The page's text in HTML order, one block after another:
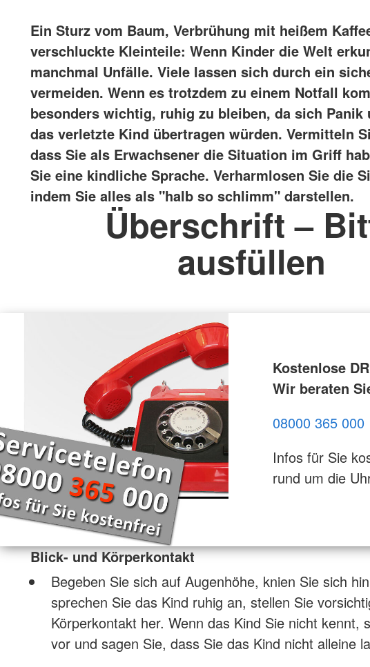
Ein Sturz vom Baum, Verbrühung mit heißem
verschluckte Kleinteile: Wenn Kinder die Welt
manchmal Unfälle. Viele lassen sich durch ein
vermeiden. Wenn es trotzdem zu einem Notfall
besonders wichtig, ruhig zu bleiben, da sich Panik
das verletzte Kind übertragen würden. Vermitteln
dass Sie als Erwachsener die Situation im Griff
Sie eine kindliche Sprache. Verharmlosen Sie die
indem Sie alles als "halb so schlimm" darstellen.
Überschrift –
ausfüllen
Kostenlose
Wir beraten
08000 365 000
Infos für Sie
rund um die
Blick- und Körperkontakt
Begeben Sie sich auf Augenhöhe, knien Sie sich
sprechen Sie das Kind ruhig an, stellen Sie
Körperkontakt her. Wenn das Kind Sie nicht kennt,
vor und sagen Sie, dass Sie das Kind nicht alleine